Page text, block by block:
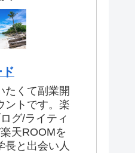
ド
たくて副業開
ントです。楽
グ/ライティ
天ROOMを
長と出会い人